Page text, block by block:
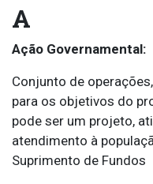
A
Ação Governamental:
Conjunto de
para os objetivos do
pode ser um projeto,
atendimento à
Suprimento de Fundos